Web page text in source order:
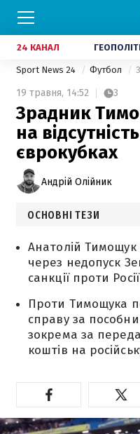
24 КАНАЛ
Sport News 24 Футбол
19 травня, 14:52 3
Зрадник
на
єврокубках
Андрій Олійник
ОСНОВНІ ТЕЗИ
Анатолій
через недопуск
санкції проти
Проти Тимощука
справу за
зокрема за
коштів на